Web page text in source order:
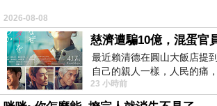
2026-08-08
慈濟遭騙10億，混蛋官
最近賴清德在圓山大飯店提
自己的親人一樣，人民的痛
民如親，說的這麼好聽，實
23 小時前